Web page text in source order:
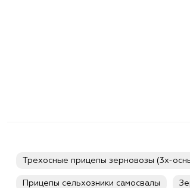
Трехосные прицепы зерновозы (3х-
Прицепы сельхозники самосвалы